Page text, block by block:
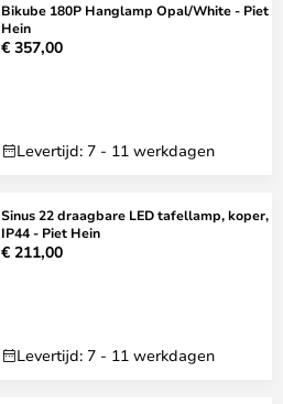
Bikube 180P Hanglamp Opal/White - Piet
Hein
€ 357,00
Levertijd: 7 - 11 werkdagen
Sinus 22 draagbare LED tafellamp, koper,
IP44 - Piet Hein
€ 211,00
Levertijd: 7 - 11 werkdagen